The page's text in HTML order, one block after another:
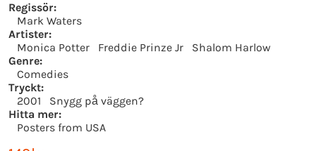
Regissör:
Mark Waters
Artister:
Monica Potter
Freddie Prinze Jr
Shalom Harlow
Genre:
Comedies
Tryckt:
2001
Snygg på väggen?
Hitta mer:
Posters from USA